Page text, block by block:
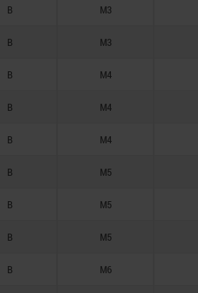
B M3
B M3
B M4
B M4
B M4
B M5
B M5
B M5
B M6